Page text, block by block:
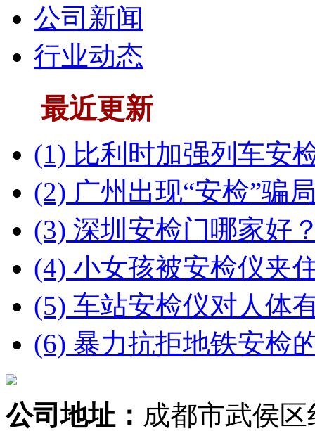
公司新闻
行业动态
最近更新
(1) 比利时加强列车安
(2) 广州出现“安检”骗
(3) 深圳安检门哪家好
(4) 小女孩被安检仪夹
(5) 车站安检仪对人体
(6) 暴力抗拒地铁安检
公司地址： 成都市武侯